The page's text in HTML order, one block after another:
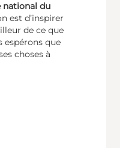
national du
est d’inspirer
de ce que
espérons que
choses à